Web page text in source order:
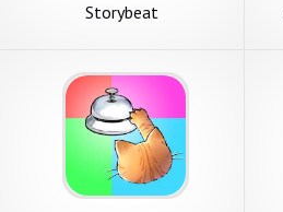
Storybeat